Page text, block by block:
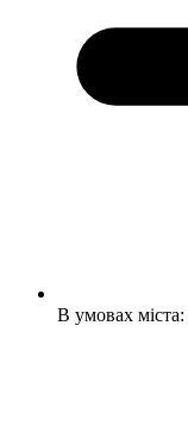
В умовах міста: